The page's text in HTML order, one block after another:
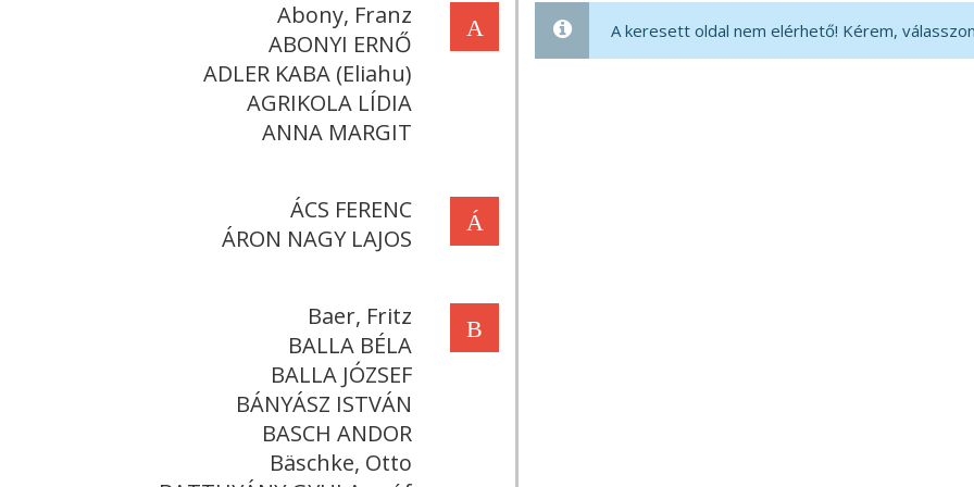
A
Abony, Franz
ABONYI ERNŐ
ADLER KABA (Eliahu)
AGRIKOLA LÍDIA
ANNA MARGIT
Á
ÁCS FERENC
ÁRON NAGY LAJOS
B
Baer, Fritz
BALLA BÉLA
BALLA JÓZSEF
BÁNYÁSZ ISTVÁN
BASCH ANDOR
Bäschke, Otto
A keresett oldal nem elérhető! Kérem,